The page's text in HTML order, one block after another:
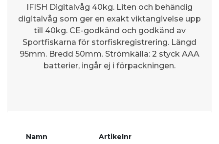
IFISH Digitalvåg 40kg. Liten och behändig
digitalvåg som ger en exakt viktangivelse upp
till 40kg. CE-godkänd och godkänd av
Sportfiskarna för storfiskregistrering. Längd
95mm. Bredd 50mm. Strömkälla: 2 styck AAA
batterier, ingår ej i förpackningen.
Namn Artikelnr